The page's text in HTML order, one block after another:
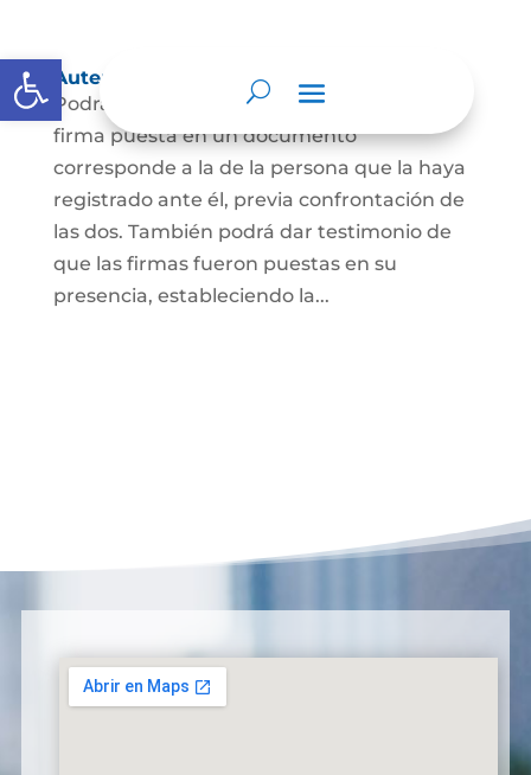
Abrir barra de herramientas
Autenticación de Firma
Podrá dar testimonio escrito de que la
firma puesta en un documento
corresponde a la de la persona que la haya
registrado ante él, previa confrontación de
las dos. También podrá dar testimonio de
que las firmas fueron puestas en su
presencia, estableciendo la...